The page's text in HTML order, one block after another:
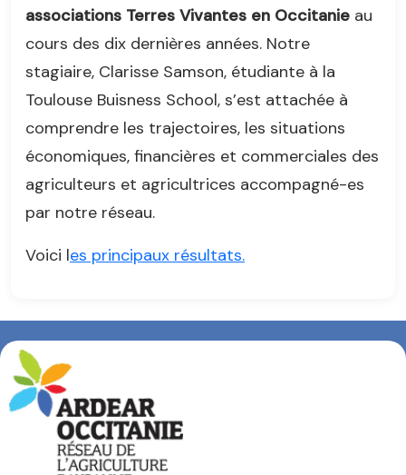
associations Terres Vivantes en Occitanie au
cours des dix dernières années. Notre
stagiaire, Clarisse Samson, étudiante à la
Toulouse Buisness School, s’est attachée à
comprendre les trajectoires, les situations
économiques, financières et commerciales des
agriculteurs et agricultrices accompagné-es
par notre réseau.
Voici les principaux résultats.